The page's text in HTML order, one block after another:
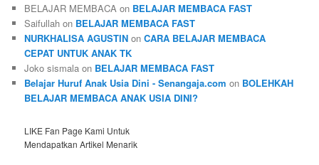
BELAJAR MEMBACA on BELAJAR MEMBACA FAST
Saifullah on BELAJAR MEMBACA FAST
NURKHALISA AGUSTIN onCARA BELAJAR MEMBACA
CEPAT UNTUK ANAK TK
Joko sismala on BELAJAR MEMBACA FAST
Belajar Huruf Anak Usia Dini - Senangaja.com on BOLEHKAH
BELAJAR MEMBACA ANAK USIA DINI?
LIKE Fan Page Kami Untuk
Mendapatkan Artikel Menarik